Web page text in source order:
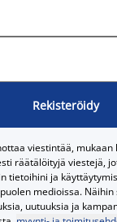
Rekisteröidy
viestintää, mukaan
räätälöityjä viestejä,
tietoihini ja
medioissa.
uutuuksia ja